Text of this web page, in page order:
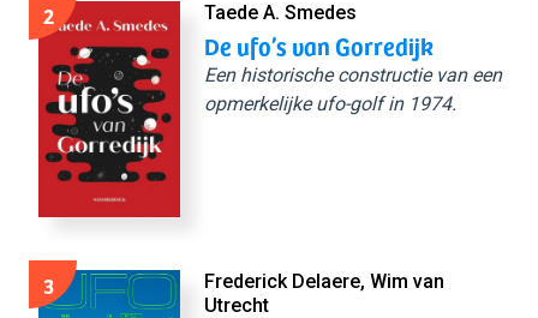
2 Taede A. Smedes
De ufo’s van Gorredijk
Een historische constructie van een
opmerkelijke ufo-golf in 1974.
3
Frederick Delaere, Wim van
Utrecht